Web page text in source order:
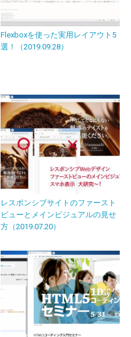
Flexboxを使った実用レイアウト5
選！（2019.09.28）
レスポンシブサイトのファースト
ビューとメインビジュアルの見せ
方（2019.07.20）